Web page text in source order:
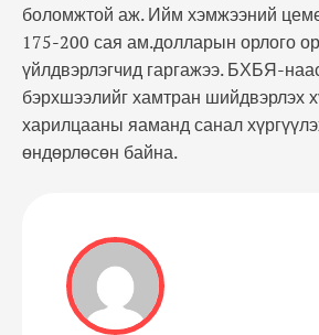
боломжтой аж. Ийм хэмжээний
175-200 сая ам.долларын орлого
үйлдвэрлэгчид гаргажээ. БХБЯ-
бэрхшээлийг хамтран шийдвэрлэх
харилцааны яаманд санал
өндөрлөсөн байна.